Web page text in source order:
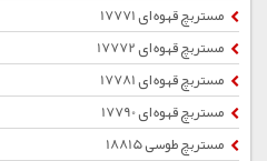
مستربچ قهوه ای 17771
مستربچ قهوه ای 17772
مستربچ قهوه ای 17781
مستربچ قهوه ای 17790
مستربچ طوسی 18815